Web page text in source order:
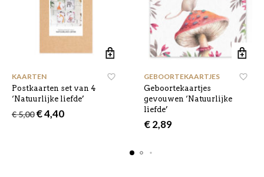
KAARTEN
Postkaarten set van 4
‘Natuurlijke liefde’
€5,00 Oorspronkelijke
€4,40Huidige
GEBOORTEKAARTJES
Geboortekaartjes
gevouwen ‘Natuurlijke
liefde’
€2,89